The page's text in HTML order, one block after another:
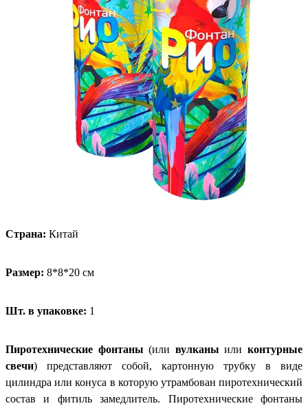
Страна: Китай
Размер: 8*8*20 см
Шт. в упаковке: 1
Пиротехнические фонтаны (или вулканы иликонтурные
свечи) представляют собой, картонную трубку в виде
цилиндра или конуса в которую утрамбован пиротехнический
состав и фитиль замедлитель. Пиротехнические фонтаны